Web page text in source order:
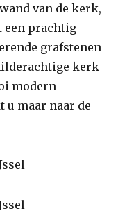
van de kerk,
een prachtig
grafstenen
kerk
modern
u maar naar de